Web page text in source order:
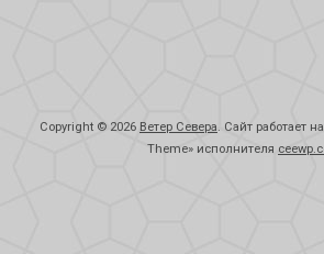
Copyright © 2026 Ветер Севера. Сайт работает
Theme» исполнителя